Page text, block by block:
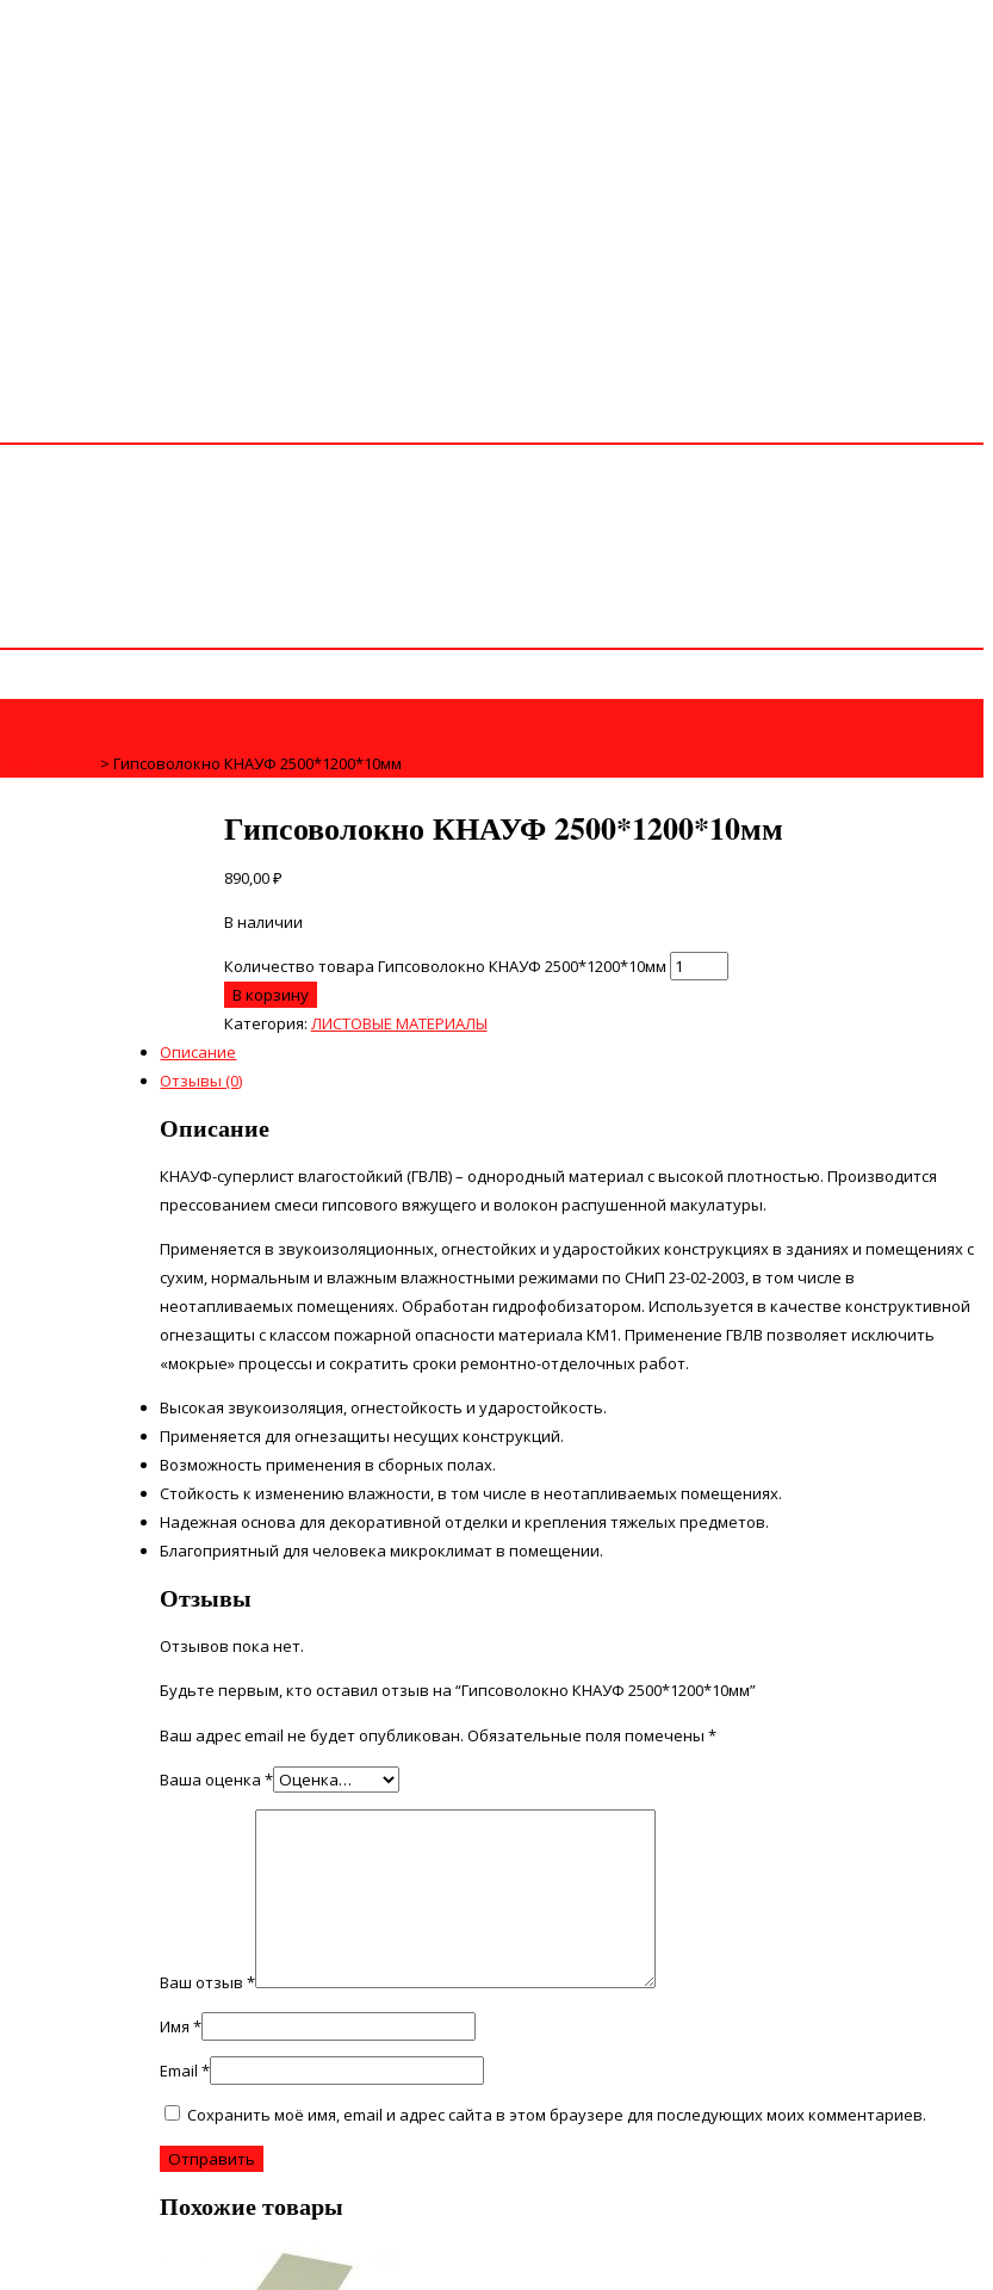
> Гипсоволокно КНАУФ 2500*1200*10мм
Гипсоволокно КНАУФ 2500*1200*10мм
890,00₽
В наличии
Количество товара Гипсоволокно КНАУФ 2500*1200*10мм
В корзину
Категория: ЛИСТОВЫЕ МАТЕРИАЛЫ
Описание
Отзывы (0)
Описание
КНАУФ-суперлист влагостойкий (ГВЛВ) – однородный материал с высокой плотностью. Производится
прессованием смеси гипсового вяжущего и волокон распушенной макулатуры.
Применяется в звукоизоляционных, огнестойких и ударостойких конструкциях в зданиях и помещениях с
сухим, нормальным и влажным влажностными режимами по СНиП 23-02-2003, в том числе в
неотапливаемых помещениях. Обработан гидрофобизатором. Используется в качестве конструктивной
огнезащиты с классом пожарной опасности материала КМ1. Применение ГВЛВ позволяет исключить
«мокрые» процессы и сократить сроки ремонтно-отделочных работ.
Высокая звукоизоляция, огнестойкость и ударостойкость.
Применяется для огнезащиты несущих конструкций.
Возможность применения в сборных полах.
Стойкость к изменению влажности, в том числе в неотапливаемых помещениях.
Надежная основа для декоративной отделки и крепления тяжелых предметов.
Благоприятный для человека микроклимат в помещении.
Отзывы
Отзывов пока нет.
Будьте первым, кто оставил отзыв на “Гипсоволокно КНАУФ 2500*1200*10мм”
Ваш адрес email не будет опубликован. Обязательные поля помечены*
Ваша оценка*
Ваш отзыв*
Имя*
Email*
Сохранить моё имя, email и адрес сайта в этом браузере для последующих моих комментариев.
Похожие товары